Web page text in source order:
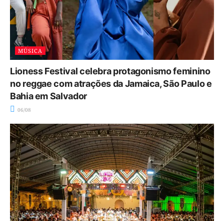
MÚSICA
Lioness Festival celebra protagonismo feminino
no reggae com atrações da Jamaica, São Paulo e
Bahia em Salvador
06/08